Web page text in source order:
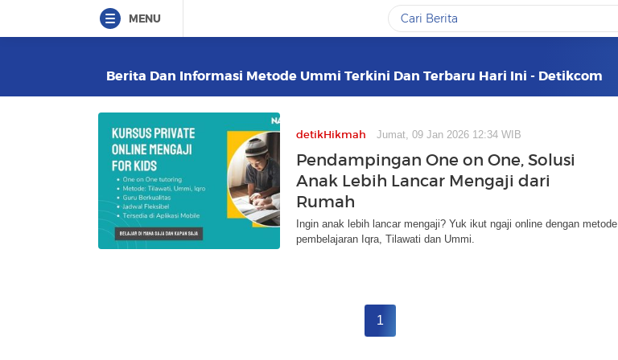
MENU
Berita Dan Informasi Metode Ummi Terkini Dan Terbaru Hari Ini - Detikcom
detikHikmah Jumat, 09 Jan 2026 12:34 WIB
Pendampingan One on One, Solusi
Anak Lebih Lancar Mengaji dari
Rumah
Ingin anak lebih lancar mengaji? Yuk ikut ngaji online dengan metode
pembelajaran Iqra, Tilawati dan Ummi.
1